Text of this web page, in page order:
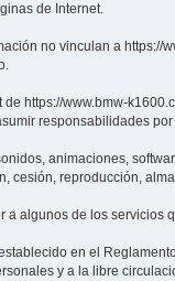
de Internet.
no vinculan a https://
de https://www.bmw-
responsabilidades
animaciones,
cesión, reproducción,
a algunos de los servicios
en el
y a la libre